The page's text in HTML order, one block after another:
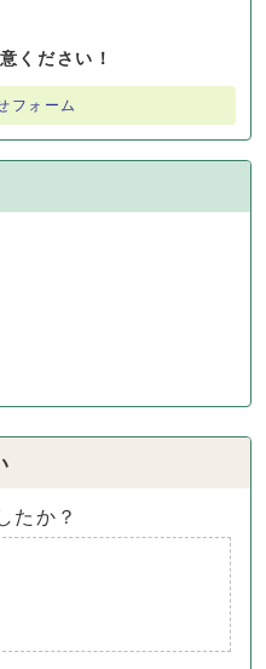
ください！
フォーム
たか？